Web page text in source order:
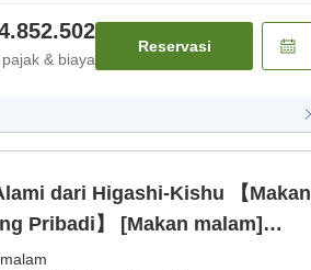
& biaya
Reservasi
dari Higashi-Kishu 【Makan
Pribadi】 [Makan malam]